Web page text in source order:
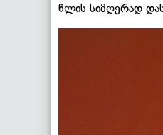
წლის სიმღერად